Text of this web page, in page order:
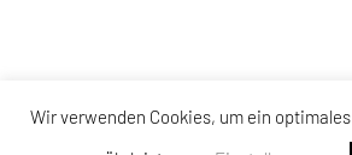
Wir verwenden Cookies, um ein